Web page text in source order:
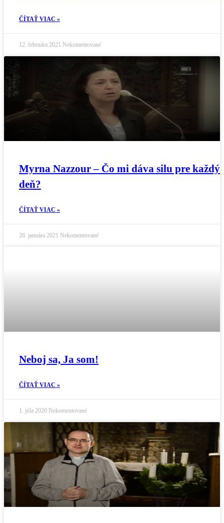
ČÍTAŤ VIAC »
12. februára 2021 Nekomentované
Myrna Nazzour – Čo mi dáva silu pre každý
deň?
ČÍTAŤ VIAC »
28. januára 2021 Nekomentované
Neboj sa, Ja som!
ČÍTAŤ VIAC »
1. júla 2020 Nekomentované